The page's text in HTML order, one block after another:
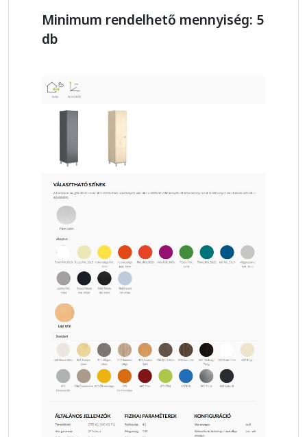
Minimum rendelhető mennyiség: 5
db